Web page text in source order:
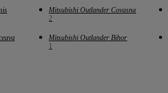
Mitsubishi Outlander Covasna
2
Mitsubishi Outlander Bihor
1